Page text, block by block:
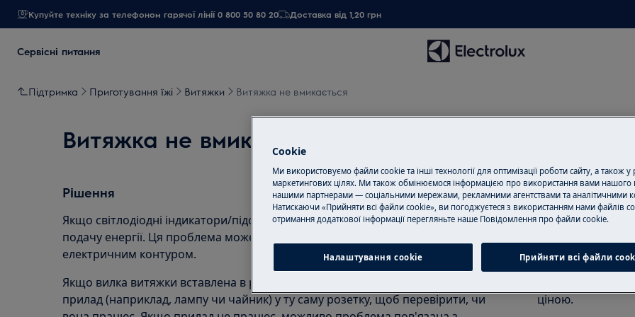
Купуйте техніку за телефоном гарячої лінії 0 800 50 80 20 Доставка від 1,20 грн
Сервісні питання
Підтримка Приготування їжі Витяжки Витяжка не вмикається
Витяжка не вмикається
Рішення
Якщо світлодіодні індикатори/підсвітка не працюють, спочатку перевірте
подачу енергії. Ця проблема може бути спричинена вилкою, розеткою або
електричним контуром.
Якщо вилка витяжки вставлена в розетку, спробуйте під'єднати невеликий
прилад (наприклад, лампу чи чайник) у ту саму розетку, щоб перевірити, чи
Замовити
Пропонуємо
нашими
обладнання і
всі необхідні
ціною.
Cookie
Ми використовуємо файли cookie та інші технології для оптимізації роботи сайту, а також у
маркетингових цілях. Ми також обмінюємося інформацією про використання вами нашого
нашими партнерами — соціальними мережами, рекламними агентствами та аналітичними
Натискаючи «Прийняти всі файли cookie», ви погоджуєтеся з використанням нами файлів
отримання додаткової інформації перегляньте наше Пoвідомлення прo файли cookie.
Налаштування cookie Прийняти всі файли